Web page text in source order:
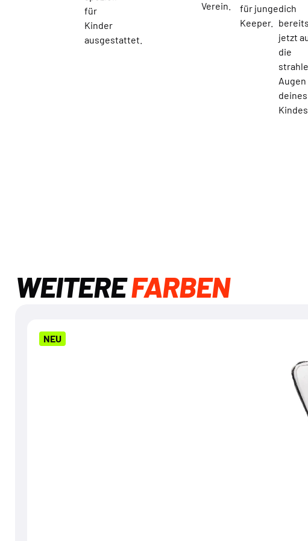
für
Kinder
ausgestattet.
Verein.
für junge
Keeper.
dich
bereits
jetzt
die
Augen
deines
Kindes.
WEITEREFARBEN
NEU